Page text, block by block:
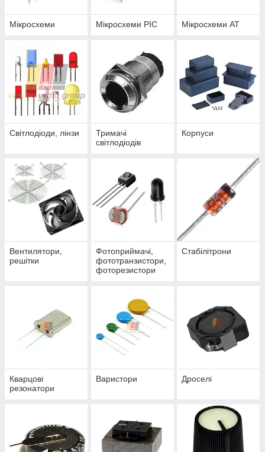
Мікросхеми Мікросхеми PIC Мікросхеми AT
Світлодіоди, лінзи
Тримачі
світлодіодів
Корпуси
Вентилятори,
решітки
Фотоприймачі,
фототранзистори,
фоторезистори
Стабілітрони
Кварцові
резонатори
Варистори Дроселі